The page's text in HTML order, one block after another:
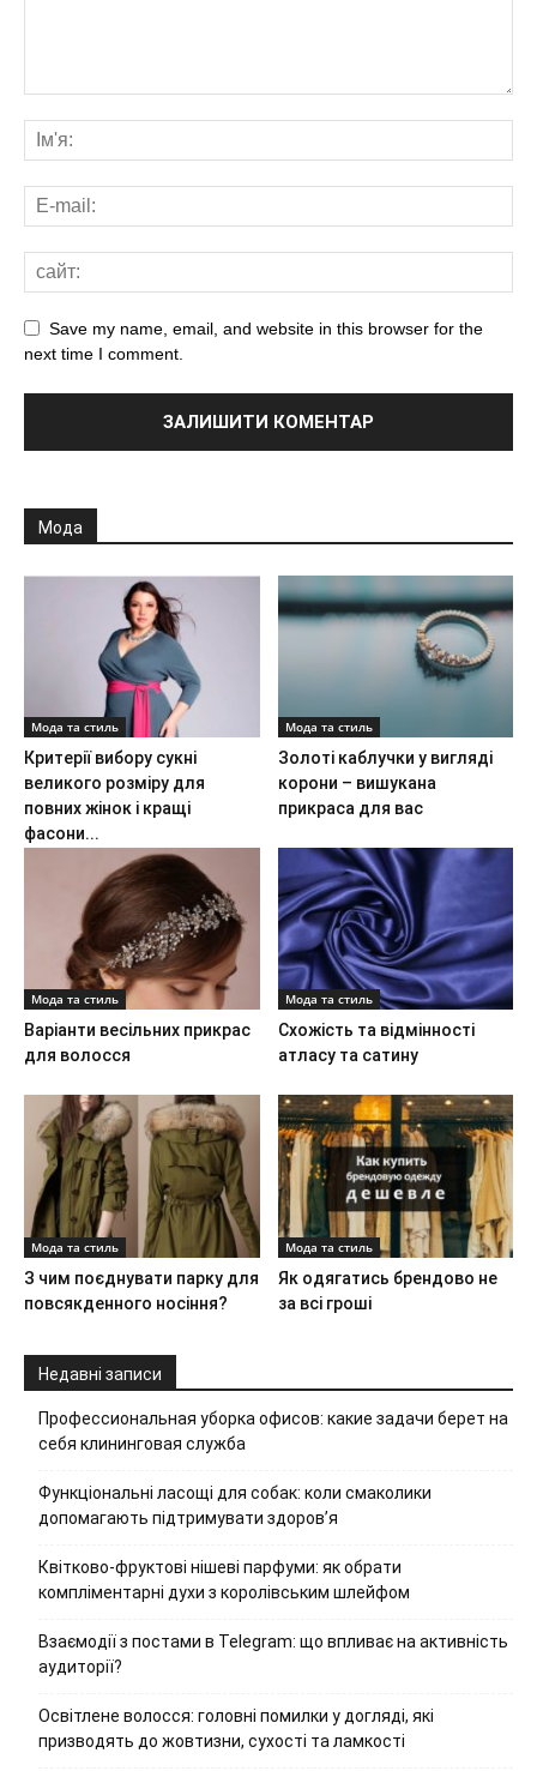
Save my name, email, and website in this browser for the
next time I comment.
Мода
Мода та стиль
Критерії вибору сукні
великого розміру для
повних жінок і кращі
фасони...
Мода та стиль
Золоті каблучки у вигляді
корони – вишукана
прикраса для вас
Мода та стиль
Варіанти весільних прикрас
для волосся
Мода та стиль
Схожість та відмінності
атласу та сатину
Мода та стиль
З чим поєднувати парку для
повсякденного носіння?
Мода та стиль
Як одягатись брендово не
за всі гроші
Недавні записи
Профессиональная уборка офисов: какие задачи берет на
себя клининговая служба
Функціональні ласощі для собак: коли смаколики
допомагають підтримувати здоров’я
Квітково-фруктові нішеві парфуми: як обрати
компліментарні духи з королівським шлейфом
Взаємодії з постами в Telegram: що впливає на активність
аудиторії?
Освітлене волосся: головні помилки у догляді, які
призводять до жовтизни, сухості та ламкості